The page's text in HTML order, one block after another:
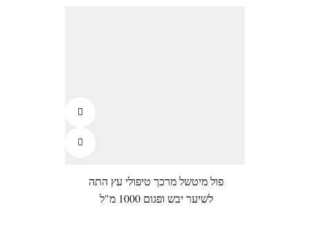
פול מיטשל מרכך טיפולי עץ התה
לשיער יבש ופגום 1000 מ"ל